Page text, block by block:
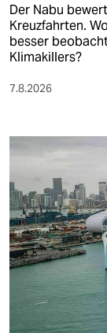
Der Nabu
Kreuzfahrten.
besser
Klimakillers?
7.8.2026